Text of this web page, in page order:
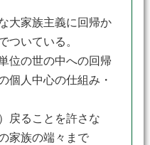
大家族主義に回帰か
ついている。
位の世の中への回帰
個人中心の仕組み・
戻ることを許さな
家族の端々まで